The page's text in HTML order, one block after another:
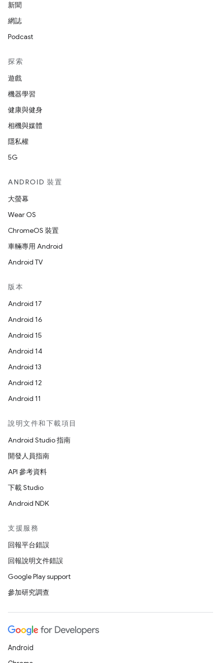
新聞
網誌
Podcast
探索
遊戲
機器學習
健康與健身
相機與媒體
隱私權
5G
ANDROID 裝置
大螢幕
Wear OS
ChromeOS 裝置
車輛專用 Android
Android TV
版本
Android 17
Android 16
Android 15
Android 14
Android 13
Android 12
Android 11
說明文件和下載項目
Android Studio 指南
開發人員指南
API 參考資料
下載 Studio
Android NDK
支援服務
回報平台錯誤
回報說明文件錯誤
Google Play support
參加研究調查
Android